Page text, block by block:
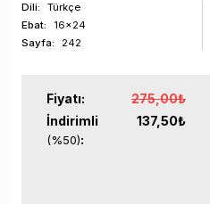
Dili:
Türkçe
Ebat:
16x24
Sayfa: 242
Fiyatı: 275,00₺
İndirimli
(%50):
137,50₺